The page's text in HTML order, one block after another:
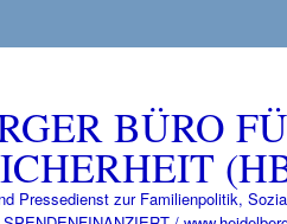
BÜRO
Pressedienst zur Familienpolitik,